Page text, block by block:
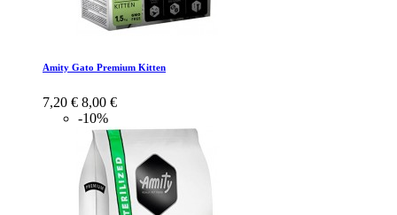
Amity Gato Premium Kitten
7,20 € 8,00 €
-10%